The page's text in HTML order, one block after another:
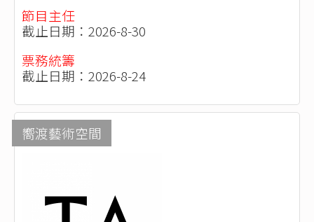
節目主任
截止日期：2026-8-30
票務統籌
截止日期：2026-8-24
嚮渡藝術空間